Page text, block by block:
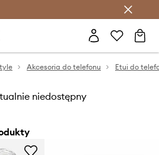
z Answear Club >
Akcesoria do telefonu Etui do
niedostępny